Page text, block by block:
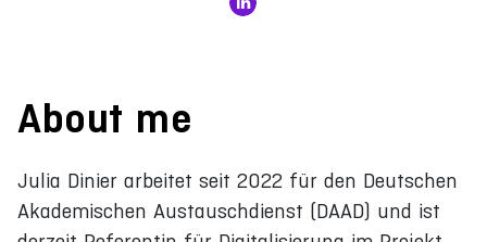
About me
Julia Dinier arbeitet seit 2022 für den Deutschen
Akademischen Austauschdienst (DAAD) und ist